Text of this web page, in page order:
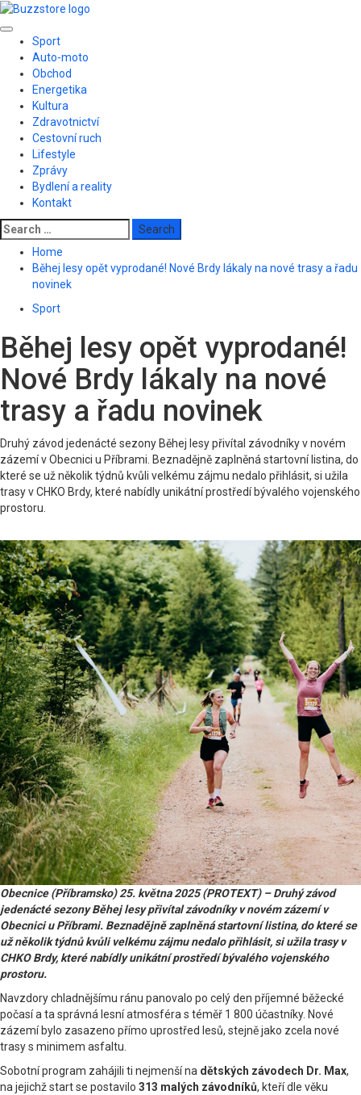
Skip
content
Primary
Menu
Sport
Auto-moto
Obchod
Energetika
Kultura
Zdravotnictví
Cestovní ruch
Lifestyle
Zprávy
Bydlení a reality
Kontakt
Search
for:
Home
Běhej lesy opět vyprodané! Nové Brdy lákaly na nové trasy a řadu
novinek
Sport
Běhej lesy opět vyprodané!
Nové Brdy lákaly na nové
trasy a řadu novinek
Druhý závod jedenácté sezony Běhej lesy přivítal závodníky v novém
zázemí v Obecnici u Příbrami. Beznadějně zaplněná startovní listina, do
které se už několik týdnů kvůli velkému zájmu nedalo přihlásit, si užila
trasy v CHKO Brdy, které nabídly unikátní prostředí bývalého vojenského
prostoru.
Obecnice (Příbramsko) 25. května 2025 (PROTEXT) – Druhý závod
jedenácté sezony Běhej lesy přivítal závodníky v novém zázemí v
Obecnici u Příbrami. Beznadějně zaplněná startovní listina, do které se
už několik týdnů kvůli velkému zájmu nedalo přihlásit, si užila trasy v
CHKO Brdy, které nabídly unikátní prostředí bývalého vojenského
prostoru.
Navzdory chladnějšímu ránu panovalo po celý den příjemné běžecké
počasí a ta správná lesní atmosféra s téměř 1 800 účastníky. Nové
zázemí bylo zasazeno přímo uprostřed lesů, stejně jako zcela nové
trasy s minimem asfaltu.
Sobotní program zahájili ti nejmenší na dětských závodech Dr. Max,
na jejichž start se postavilo 313 malých závodníků, kteří dle věku